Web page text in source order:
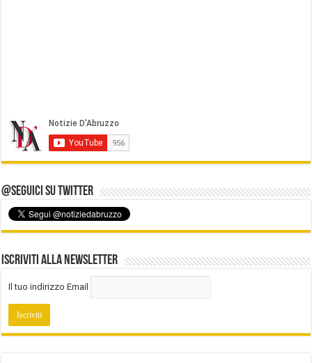
@Seguici su Twitter
Iscriviti alla Newsletter
Il tuo indirizzo Email